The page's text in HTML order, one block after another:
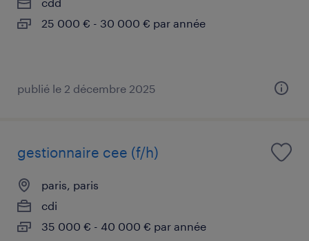
25 000 € - 30 000 € par année
publié le 2 décembre 2025
gestionnaire cee (f/h)
paris, paris
cdi
35 000 € - 40 000 € par année